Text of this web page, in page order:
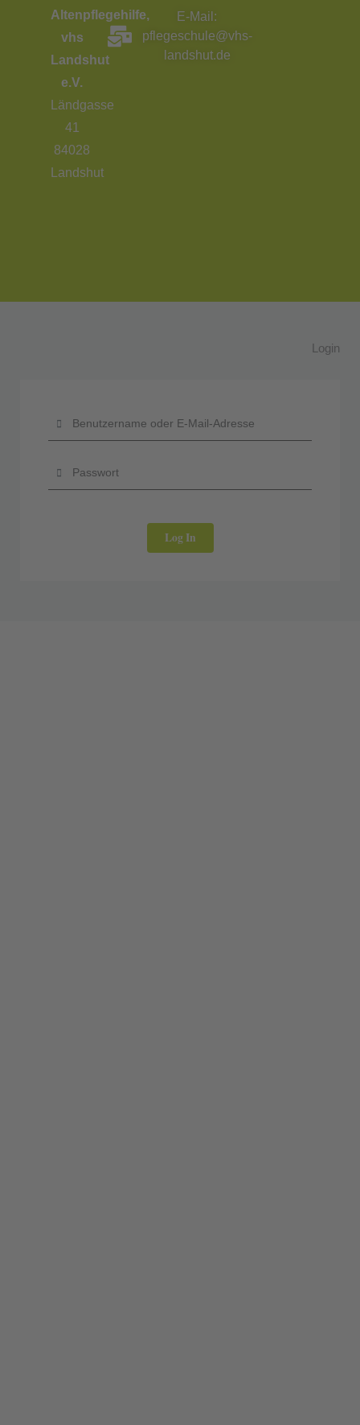
Altenpflegehilfe,
vhs
Landshut
e.V.
Ländgasse
41
84028
Landshut
E-Mail:
pflegeschule@vhs-
landshut.de
Login
Log In